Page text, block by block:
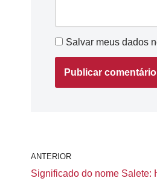
Salvar meus dados
ANTERIOR
Significado do nome Salete: